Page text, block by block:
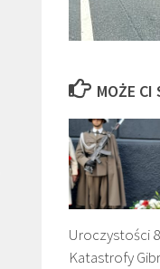
MOŻE CI
Uroczystości
Katastrofy